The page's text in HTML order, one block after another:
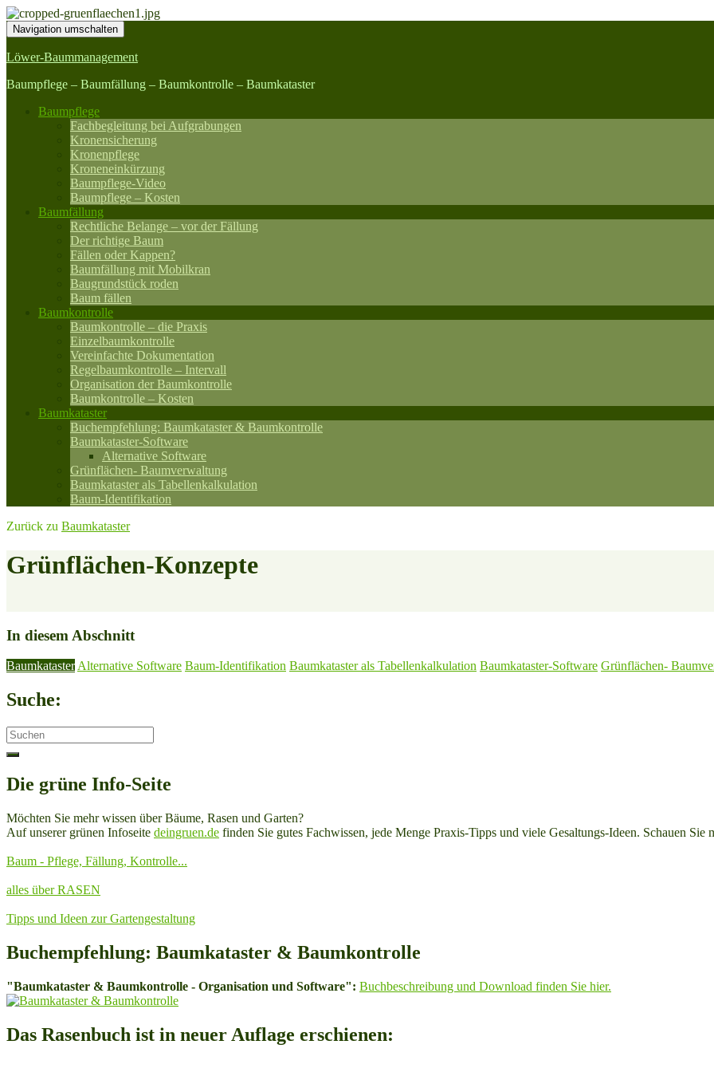
Navigation umschalten
Löwer-Baummanagement
Baumpflege – Baumfällung – Baumkontrolle – Baumkataster
Baumpflege
Fachbegleitung bei Aufgrabungen
Kronensicherung
Kronenpflege
Kroneneinkürzung
Baumpflege-Video
Baumpflege – Kosten
Baumfällung
Rechtliche Belange – vor der Fällung
Der richtige Baum
Fällen oder Kappen?
Baumfällung mit Mobilkran
Baugrundstück roden
Baum fällen
Baumkontrolle
Baumkontrolle – die Praxis
Einzelbaumkontrolle
Vereinfachte Dokumentation
Regelbaumkontrolle – Intervall
Organisation der Baumkontrolle
Baumkontrolle – Kosten
Baumkataster
Buchempfehlung: Baumkataster & Baumkontrolle
Baumkataster-Software
Alternative Software
Grünflächen- Baumverwaltung
Baumkataster als Tabellenkalkulation
Baum-Identifikation
Zurück zu Baumkataster
Grünflächen-Konzepte
In diesem Abschnitt
Baumkataster Alternative Software Baum-Identifikation Baumkataster als Tabellenkalkulation Baumkataster-Software Grünflächen-
Suche:
Search
for:
Die grüne Info-Seite
Möchten Sie mehr wissen über Bäume, Rasen und Garten?
Auf unserer grünen Infoseite deingruen.de finden Sie gutes Fachwissen, jede Menge Praxis-Tipps und viele Gesaltungs-Ideen. Schauen Sie
Baum - Pflege, Fällung, Kontrolle...
alles über RASEN
Tipps und Ideen zur Gartengestaltung
Buchempfehlung: Baumkataster & Baumkontrolle
"Baumkataster & Baumkontrolle - Organisation und Software": Buchbeschreibung und Download finden Sie hier.
Das Rasenbuch ist in neuer Auflage erschienen: